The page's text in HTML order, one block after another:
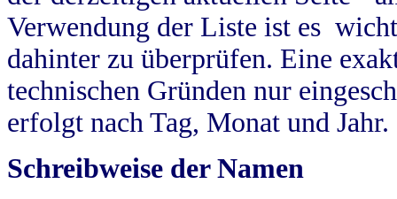
Verwendung der Liste ist es
dahinter zu überprüfen. Eine
technischen Gründen nur
erfolgt nach Tag, Monat und Jahr.
Schreibweise der Namen